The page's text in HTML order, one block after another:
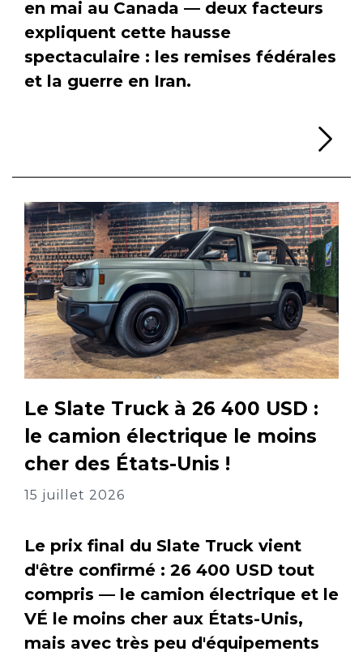
en mai au Canada — deux facteurs
expliquent cette hausse
spectaculaire : les remises fédérales
et la guerre en Iran.
Le Slate Truck à 26 400 USD :
le camion électrique le moins
cher des États-Unis !
15 juillet 2026
Le prix final du Slate Truck vient
d'être confirmé : 26 400 USD tout
compris — le camion électrique et le
VÉ le moins cher aux États-Unis,
mais avec très peu d'équipements